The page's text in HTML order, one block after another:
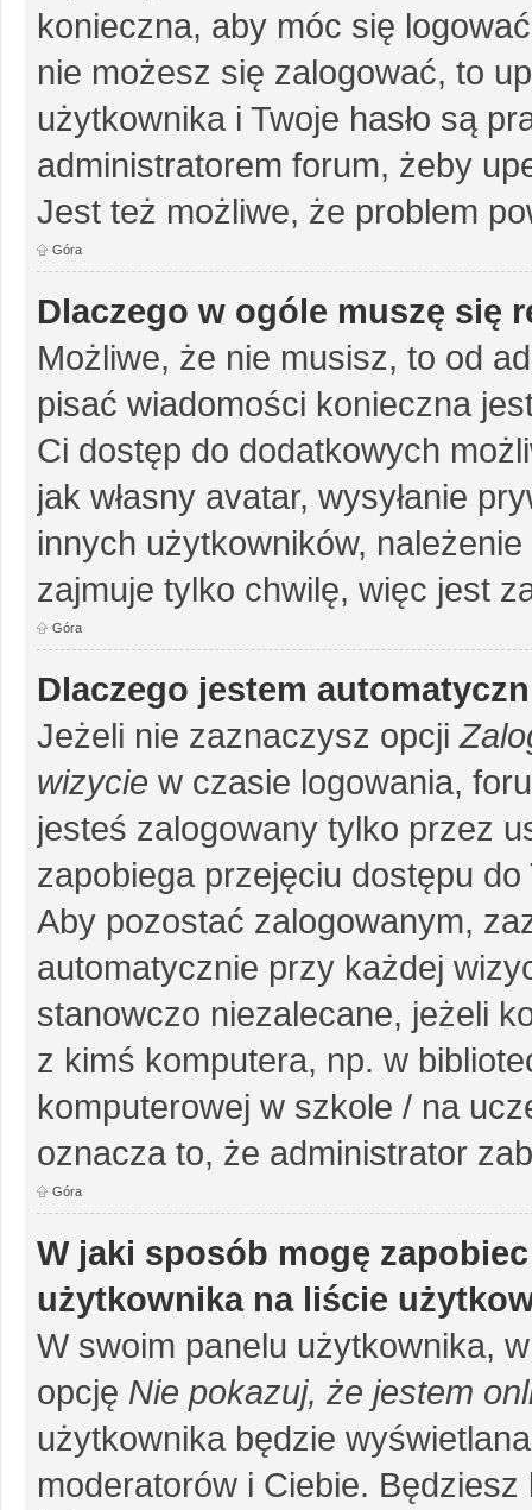
konieczna, aby móc się
nie możesz się zalogować, to
użytkownika i Twoje hasło są
administratorem forum, żeby
Jest też możliwe, że problem
Góra
Dlaczego w ogóle muszę się
Możliwe, że nie musisz, to od
pisać wiadomości konieczna
Ci dostęp do dodatkowych
jak własny avatar, wysyłanie
innych użytkowników,
zajmuje tylko chwilę, więc jest
Góra
Dlaczego jestem
Jeżeli nie zaznaczysz opcji
wizycie w czasie logowania,
jesteś zalogowany tylko przez
zapobiega przejęciu dostępu
Aby pozostać zalogowanym,
automatycznie przy każdej
stanowczo niezalecane, jeżeli
z kimś komputera, np. w
komputerowej w szkole / na
oznacza to, że administrator
Góra
W jaki sposób mogę
użytkownika na liście
W swoim panelu użytkownika,
opcję Nie pokazuj, że jestem
użytkownika będzie
moderatorów i Ciebie.